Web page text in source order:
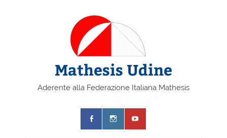
Mathesis Udine
Aderente alla Federazione Italiana Mathesis